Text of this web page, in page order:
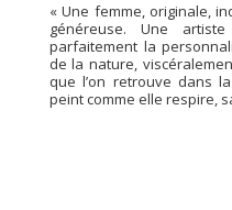
« Une femme, originale,
généreuse. Une
parfaitement la
de la nature,
que l’on retrouve dans
peint comme elle respire,